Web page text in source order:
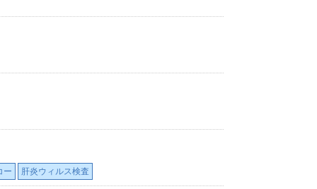
ー 肝炎ウィルス検査